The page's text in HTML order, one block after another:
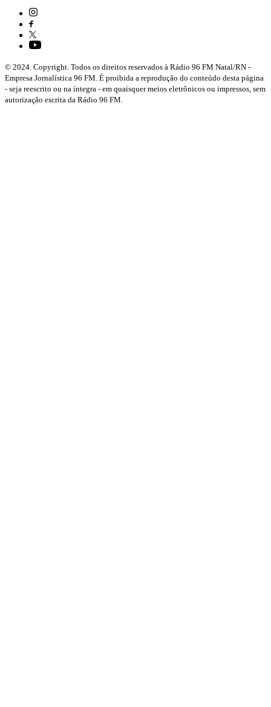
© 2024. Copyright. Todos os direitos reservados à Rádio 96 FM Natal/RN -
Empresa Jornalística 96 FM. É proibida a reprodução do conteúdo desta página
- seja reescrito ou na íntegra - em quaisquer meios eletrônicos ou impressos, sem
autorização escrita da Rádio 96 FM.